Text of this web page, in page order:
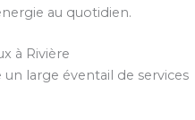
au quotidien.
à Rivière
large éventail de services